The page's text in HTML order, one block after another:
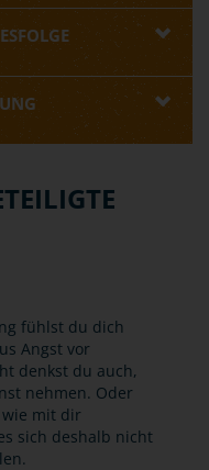
fühlst du dich
Angst vor
denkst du auch,
nehmen. Oder
mit dir
sich deshalb nicht